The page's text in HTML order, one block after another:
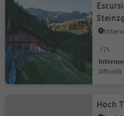
Difficoltà
Hoch